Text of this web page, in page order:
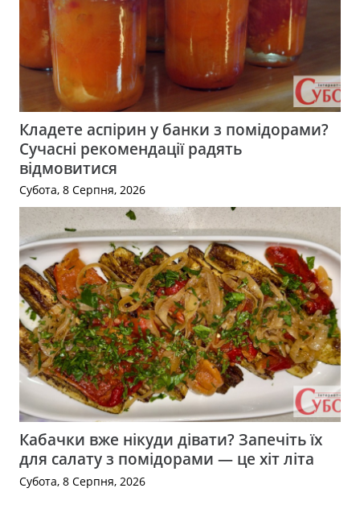
Кладете аспірин у банки з помідорами?
Сучасні рекомендації радять
відмовитися
Субота, 8 Серпня, 2026
Кабачки вже нікуди дівати? Запечіть їх
для салату з помідорами — це хіт літа
Субота, 8 Серпня, 2026